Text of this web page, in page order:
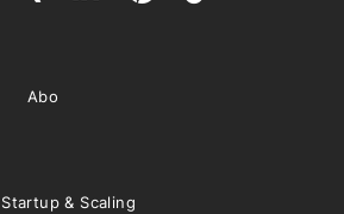
Abo
Startup & Scaling